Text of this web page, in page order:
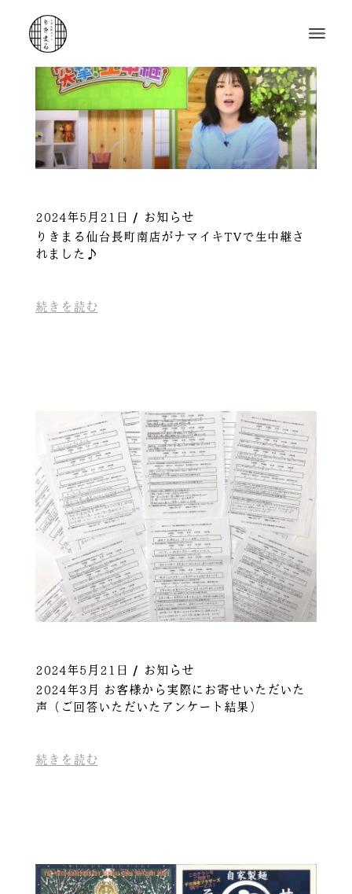
2024年5月21日
お知らせ
りきまる仙台長町南店がナマイキTVで生中継さ
れました♪
続きを読む
2024年5月21日
お知らせ
2024年3月 お客様から実際にお寄せいただいた
声（ご回答いただいたアンケート結果）
続きを読む